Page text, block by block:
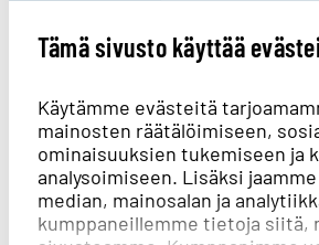
Tämä sivusto käyttää
Käytämme evästeitä
mainosten räätälöimiseen,
ominaisuuksien tukemiseen ja
analysoimiseen. Lisäksi
median, mainosalan ja
kumppaneillemme tietoja siitä,
Uudistumisen yhteydessä
uuden logon eli tunnuksen
palvelun ulkoasu muuttui.
kirjautumisen osoite
tarkoittaa, että nykyinen